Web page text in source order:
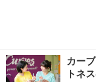
カー
トネ